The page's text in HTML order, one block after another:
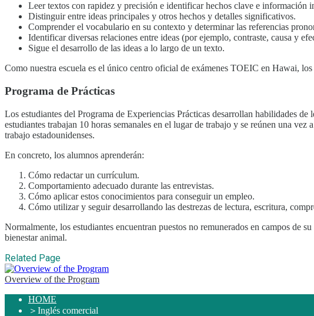
Leer textos con rapidez y precisión e identificar hechos clave e información
Distinguir entre ideas principales y otros hechos y detalles significativos.
Comprender el vocabulario en su contexto y determinar las referencias
Identificar diversas relaciones entre ideas (por ejemplo, contraste, causa y
Sigue el desarrollo de las ideas a lo largo de un texto.
Como nuestra escuela es el único centro oficial de exámenes TOEIC en Hawai,
Programa de Prácticas
Los estudiantes del Programa de Experiencias Prácticas desarrollan habilidades
estudiantes trabajan 10 horas semanales en el lugar de trabajo y se reúnen una
trabajo estadounidenses.
En concreto, los alumnos aprenderán:
Cómo redactar un currículum.
Comportamiento adecuado durante las entrevistas.
Cómo aplicar estos conocimientos para conseguir un empleo.
Cómo utilizar y seguir desarrollando las destrezas de lectura, escritura,
Normalmente, los estudiantes encuentran puestos no remunerados en campos de
bienestar animal.
Related Page
Overview of the Program
HOME
＞ Inglés comercial